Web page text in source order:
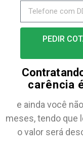
PEDIR
carência
e ainda você
meses, tendo que
o valor será